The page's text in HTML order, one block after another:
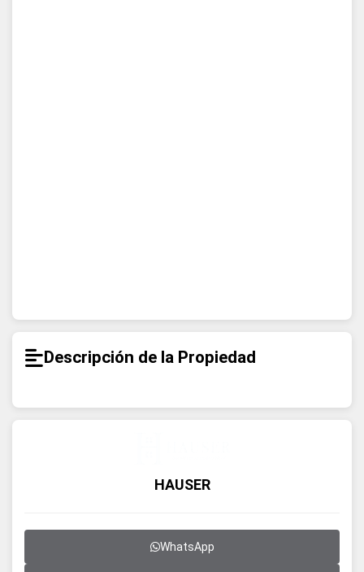
Descripción de la Propiedad
HAUSER
WhatsApp